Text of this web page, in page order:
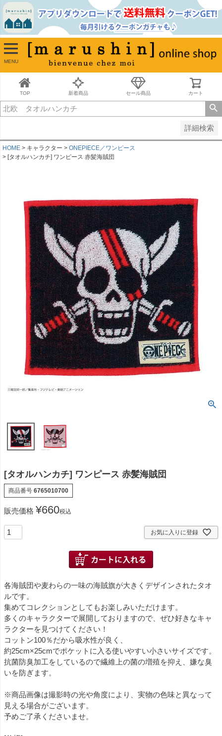
MENU
TOP 新着商品 セール商品 カート
詳細検索
並び順
新着順
古い順
価格が安い順
価格が高い順
キーワードヒット順
HOME キャラクター
ONEPIECE／ワンピース
[タオルハンカチ] ワンピース 赤髪海賊団
[タオルハンカチ] ワンピース 赤髪海賊団
商品番号 6765010700
販売価格 ¥660税込
お気に入りに登録
各海賊団や麦わらの一味の海賊旗が大きくデザインされたタオ
ルです。
集めてコレクションとしてもお楽しみいただけます。
多くのキャラクターで展開しておりますので、ぜひ好きなキャ
ラクターを見つけてください！
コットン100％だから吸水性が良く、
約25cm×25cmでポケットに入る使いやすい小さいサイズです。
抗菌防臭加工をしているので繊維上の菌の増殖を抑え、嫌な臭
いを防ぎます。
※商品画像は撮影時の光や角度により、実物の色味と異なって
見える場合がございます。
予めご了承くださいませ。